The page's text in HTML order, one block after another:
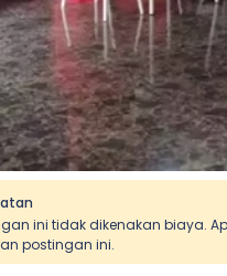
ini tidak dikenakan biaya.
postingan ini.